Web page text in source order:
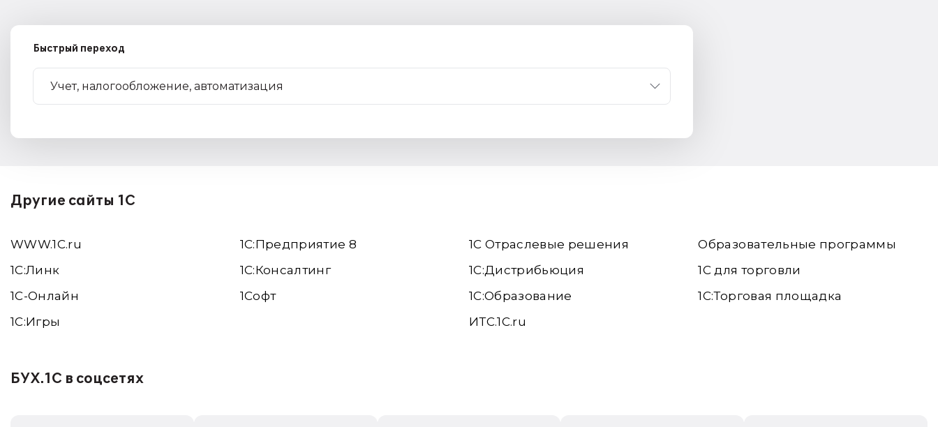
Быстрый переход
Другие сайты 1С
WWW.1С.ru
1С:Линк
1С-Онлайн
1C:Игры
1С:Предприятие 8
1С:Консалтинг
1Софт
1С Отраслевые решения
1С:Дистрибьюция
1С:Образование
ИТС.1C.ru
Образовательные программы
1С для торговли
1С:Торговая площадка
БУХ.1С в соцсетях